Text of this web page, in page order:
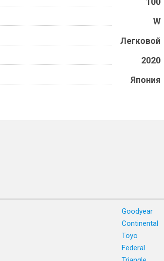
W
Легковой
2020
Япония
Goodyear
Continental
Toyo
Federal